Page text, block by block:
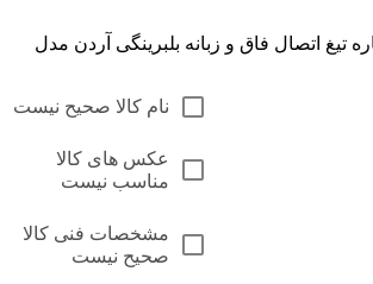
تیغ اتصال فاق و زبانه بلبرینگی آردن مدل
نام کالا صحیح نیست
عکس های کالا
مناسب نیست
مشخصات فنی کالا
صحیح نیست